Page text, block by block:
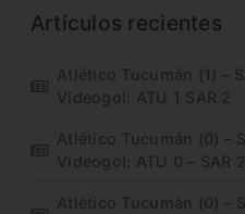
Artículos recientes
Atlético Tucumán (1) –
Videogol: ATU 1 SAR 2
Atlético Tucumán (0) –
Videogol: ATU 0 – SAR 2
Atlético Tucumán (0) –